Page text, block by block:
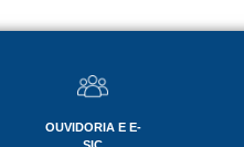
OUVIDORIA E E-